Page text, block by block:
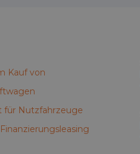
Kauf von
für Nutzfahrzeuge